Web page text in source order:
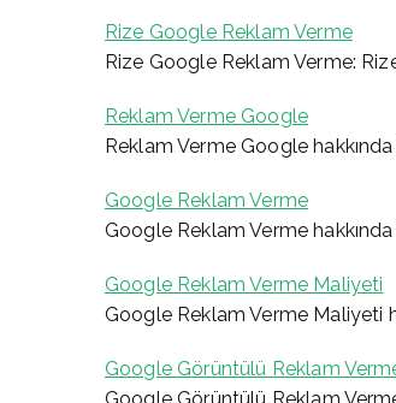
Rize Google Reklam Verme
Rize Google Reklam Verme:
Reklam Verme Google
Reklam Verme Google
Google Reklam Verme
Google Reklam Verme
Google Reklam Verme Maliyeti
Google Reklam Verme Maliyeti
Google Görüntülü Reklam